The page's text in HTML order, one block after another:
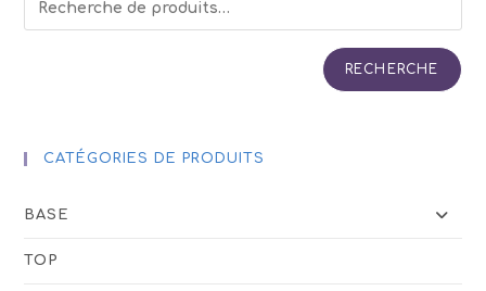
RECHERCHE
CATÉGORIES DE PRODUITS
BASE
TOP